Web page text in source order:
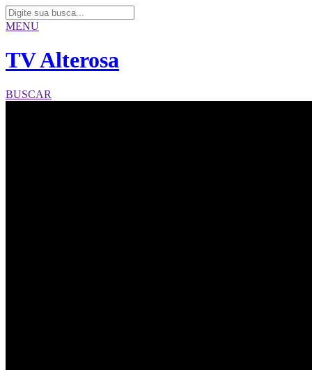
MENU
TV Alterosa
BUSCAR